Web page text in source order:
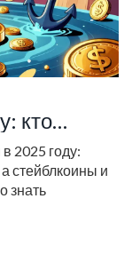
кто
2025 году:
стейблкоины и
знать